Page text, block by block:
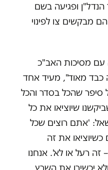
הנדל"ן ופגיעה בשם
מבקשים צו לפינוי
עם מסיכות האב"כ
כבד מאוד", מעיד אחד
סיפר שהכל בסדר והכל
שיוציאו את כל
'אתם רוצים שכל
את זה
רעל או לא'. אנחנו